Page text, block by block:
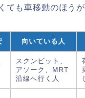
ても車移動のほうが
向いている人
スクンビット、
アソーク、MRT
沿線へ行く人